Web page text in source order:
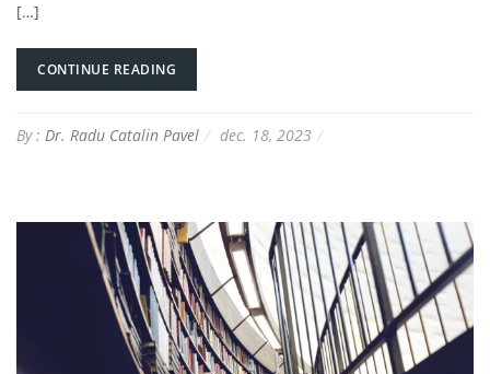
[…]
CONTINUE READING
By : Dr. Radu Catalin Pavel dec. 18, 2023